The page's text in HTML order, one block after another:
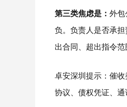
第三类焦虑是： 外
负。负责人是否承
出合同、超出指令
卓安深圳提示：催收
协议、债权凭证、